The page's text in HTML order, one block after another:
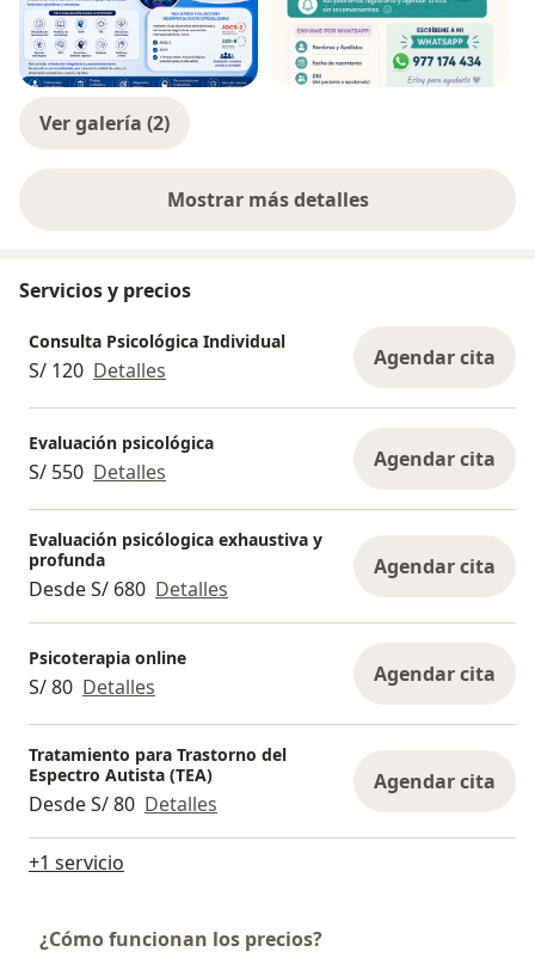
Ver galería (2)
Mostrar más detalles
sobre la experiencia
Servicios y precios
Consulta Psicológica Individual
S/ 120 Detalles Agendar cita
Evaluación psicológica
S/ 550 Detalles Agendar cita
Evaluación psicólogica exhaustiva y
profunda
Desde S/ 680 Detalles
Agendar cita
Psicoterapia online
S/ 80 Detalles Agendar cita
Tratamiento para Trastorno del
Espectro Autista (TEA)
Desde S/ 80 Detalles
Agendar cita
+1 servicio
¿Cómo funcionan los precios?